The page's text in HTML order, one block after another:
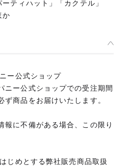
ティハット」「カクテル」
か
ー公式ショップ
ニー公式ショップでの受注期間
ず商品をお届けいたします。
報に不備がある場合、この限り
じめとする弊社販売商品取扱